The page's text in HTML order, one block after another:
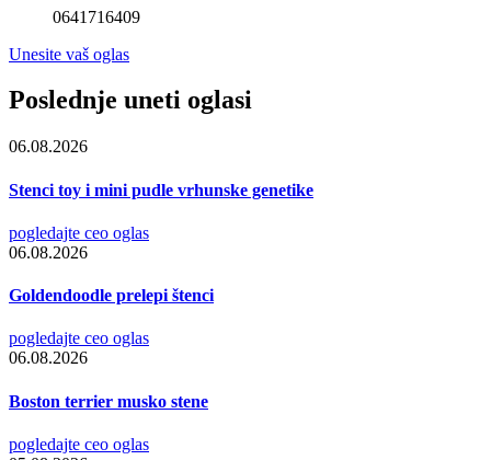
0641716409
Unesite vaš oglas
Poslednje uneti oglasi
06.08.2026
Stenci toy i mini pudle vrhunske genetike
pogledajte ceo oglas
06.08.2026
Goldendoodle prelepi štenci
pogledajte ceo oglas
06.08.2026
Boston terrier musko stene
pogledajte ceo oglas